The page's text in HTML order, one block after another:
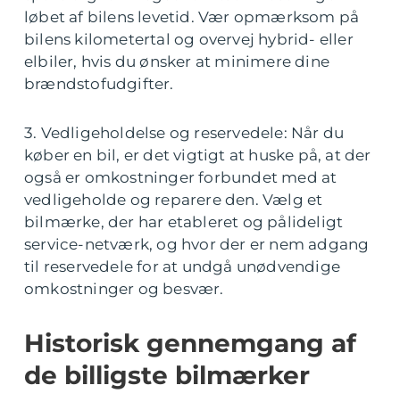
løbet af bilens levetid. Vær opmærksom på
bilens kilometertal og overvej hybrid- eller
elbiler, hvis du ønsker at minimere dine
brændstofudgifter.
3. Vedligeholdelse og reservedele: Når du
køber en bil, er det vigtigt at huske på, at der
også er omkostninger forbundet med at
vedligeholde og reparere den. Vælg et
bilmærke, der har etableret og pålideligt
service-netværk, og hvor der er nem adgang
til reservedele for at undgå unødvendige
omkostninger og besvær.
Historisk gennemgang af
de billigste bilmærker